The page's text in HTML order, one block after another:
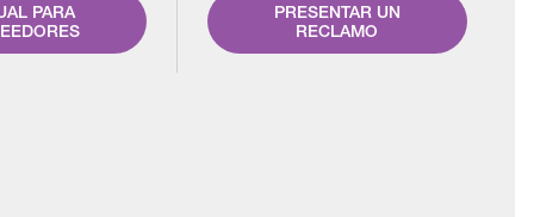
PARA
PRESENTAR UN
RECLAMO